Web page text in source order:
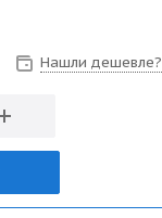
Нашли дешевле?